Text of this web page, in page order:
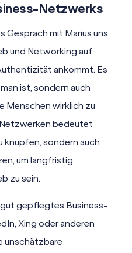
Netzwerks
Gespräch mit Marius uns
und Networking auf
ankommt. Es
ist, sondern auch
Menschen wirklich zu
bedeutet
knüpfen, sondern auch
um langfristig
zu sein.
gut gepflegtes Business-
Xing oder anderen
unschätzbare